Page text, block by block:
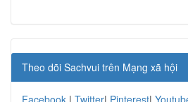
Theo dõi Sachvui trên Mạng xã hội
Facebook | Twitter| Pinterest|